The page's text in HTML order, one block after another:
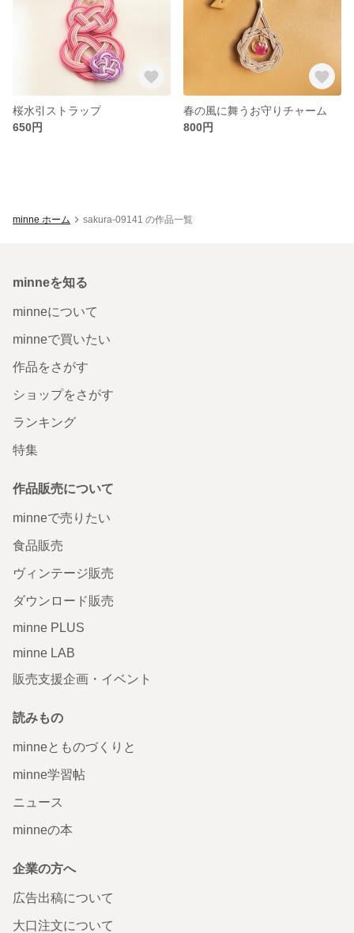
桜水引ストラップ
650円
春の風に舞うお守りチャーム
800円
minne ホーム sakura-09141 の作品一覧
minneを知る
minneについて
minneで買いたい
作品をさがす
ショップをさがす
ランキング
特集
作品販売について
minneで売りたい
食品販売
ヴィンテージ販売
ダウンロード販売
minne PLUS
minne LAB
販売支援企画・イベント
読みもの
minneとものづくりと
minne学習帖
ニュース
minneの本
企業の方へ
広告出稿について
大口注文について